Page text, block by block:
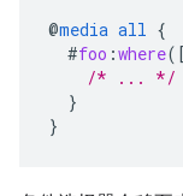
@media all {
#foo :where([
/* ... */
}
}